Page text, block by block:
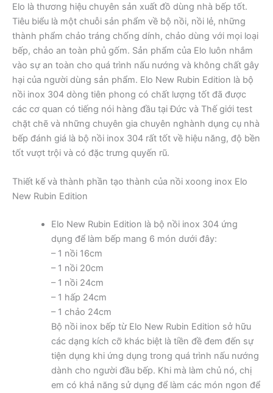
Elo là thương hiệu chuyên sản xuất đồ dùng nhà bếp tốt.
Tiêu biểu là một chuỗi sản phẩm về bộ nồi, nồi lẻ, những
thành phẩm chảo tráng chống dính, chảo dùng với mọi loại
bếp, chảo an toàn phủ gốm. Sản phẩm của Elo luôn nhắm
vào sự an toàn cho quá trình nấu nướng và không chất gây
hại của người dùng sản phẩm. Elo New Rubin Edition là bộ
nồi inox 304 dòng tiên phong có chất lượng tốt đã được
các cơ quan có tiếng nói hàng đầu tại Đức và Thế giới test
chặt chẽ và những chuyên gia chuyên nghành dụng cụ nhà
bếp đánh giá là bộ nồi inox 304 rất tốt về hiệu năng, độ bền
tốt vượt trội và có đặc trưng quyến rũ.
Thiết kế và thành phần tạo thành của nồi xoong inox Elo
New Rubin Edition
Elo New Rubin Edition là bộ nồi inox 304 ứng
dụng để làm bếp mang 6 món dưới đây:
– 1 nồi 16cm
– 1 nồi 20cm
– 1 nồi 24cm
– 1 hấp 24cm
– 1 chảo 24cm
Bộ nồi inox bếp từ Elo New Rubin Edition sở hữu
các dạng kích cỡ khác biệt là tiền đề đem đến sự
tiện dụng khi ứng dụng trong quá trình nấu nướng
dành cho người đầu bếp. Khi mà làm chủ nó, chị
em có khả năng sử dụng để làm các món ngon để